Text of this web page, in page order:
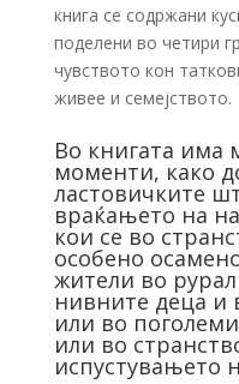
книга се содржани
поделени во четири
чувството кон
живее и семејството.
Во книгата има
моменти, како
ластовичките
враќањето на
кои се во
особено
жители во
нивните деца и
или во
или во
испустувањето